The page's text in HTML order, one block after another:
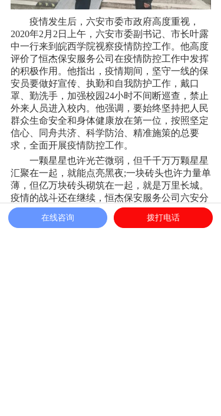
疫情发生后，六安市委市政府高度重视，
2020年2月2日上午，六安市委副书记、市长叶露
中一行来到皖西学院视察疫情防控工作。他高度
评价了恒杰保安服务公司在疫情防控工作中发挥
的积极作用。他指出，疫情期间，坚守一线的保
安员要做好宣传、执勤和自我防护工作，戴口
罩、勤洗手，加强校园24小时不间断巡查，禁止
外来人员进入校内。他强调，要始终坚持把人民
群众生命安全和身体健康放在第一位，按照坚定
信心、同舟共济、科学防治、精准施策的总要
求，全面开展疫情防控工作。
一颗星星也许光芒微弱，但千千万万颗星星
汇聚在一起，就能点亮黑夜;一块砖头也许力量单
薄，但亿万块砖头砌筑在一起，就是万里长城。
疫情的战斗还在继续，恒杰保安服务公司六安分
公司将继续保持高度警惕，加强值班值守、信息
沟通、统筹协调，全力以赴做好疫情防控攻坚战
在线咨询 拨打电话